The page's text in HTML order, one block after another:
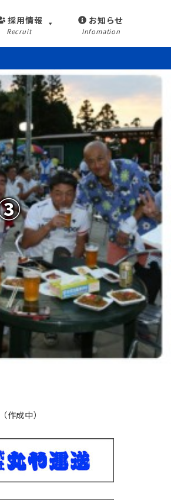
採用情報
Recruit
お知らせ
Infomation
作成中）